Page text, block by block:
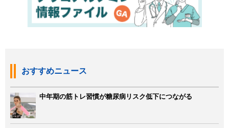
おすすめニュース
中年期の筋トレ習慣が糖尿病リスク低下につながる